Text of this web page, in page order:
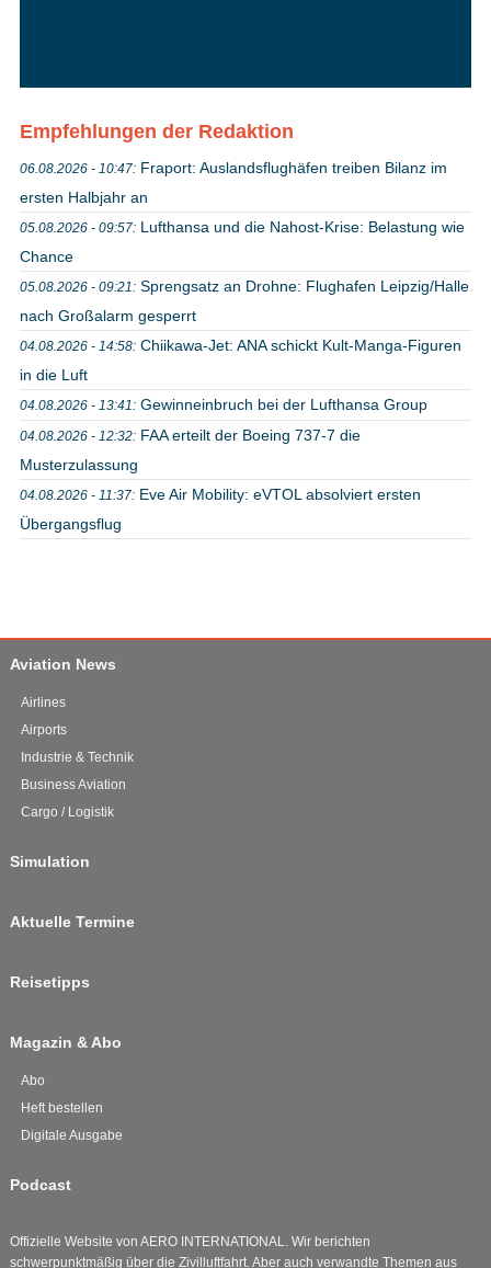
Empfehlungen der Redaktion
06.08.2026 - 10:47: Fraport: Auslandsflughäfen treiben Bilanz im
ersten Halbjahr an
05.08.2026 - 09:57: Lufthansa und die Nahost-Krise: Belastung wie
Chance
05.08.2026 - 09:21: Sprengsatz an Drohne: Flughafen Leipzig/Halle
nach Großalarm gesperrt
04.08.2026 - 14:58: Chiikawa-Jet: ANA schickt Kult-Manga-Figuren
in die Luft
04.08.2026 - 13:41: Gewinneinbruch bei der Lufthansa Group
04.08.2026 - 12:32: FAA erteilt der Boeing 737-7 die
Musterzulassung
04.08.2026 - 11:37: Eve Air Mobility: eVTOL absolviert ersten
Übergangsflug
Aviation News
Airlines
Airports
Industrie & Technik
Business Aviation
Cargo / Logistik
Simulation
Aktuelle Termine
Reisetipps
Magazin & Abo
Abo
Heft bestellen
Digitale Ausgabe
Podcast
Offizielle Website von AERO INTERNATIONAL. Wir berichten
schwerpunktmäßig über die Zivilluftfahrt. Aber auch verwandte Themen aus